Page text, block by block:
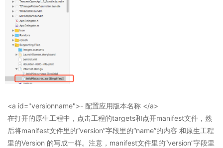
<a id="versionname">- 配置应用版本名称 </a>
在打开的原生工程中，点击工程的targets和点开manifest文件，然
后将manifest文件里的“version”字段里的“name”的内容 和原生工程
里的Version 的写成一样。注意，manifest文件里的“version”字段里